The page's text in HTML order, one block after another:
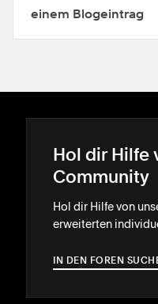
einem Blogeintrag
Hol dir Hilfe
Community
Hol dir Hilfe von
erweiterten
IN DEN FOREN →